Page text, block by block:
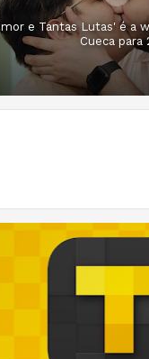
e Tantas Lutas' é a
Cueca para